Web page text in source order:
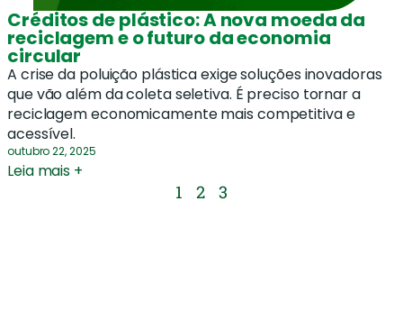
Créditos de plástico: A nova moeda da
reciclagem e o futuro da economia
circular
A crise da poluição plástica exige soluções inovadoras
que vão além da coleta seletiva. É preciso tornar a
reciclagem economicamente mais competitiva e
acessível.
outubro 22, 2025
Leia mais +
1 2 3